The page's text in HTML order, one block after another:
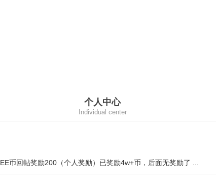
个人中心
Individual center
EE币回帖奖励200（个人奖励）已奖励4w+币，后面无奖励了 ...